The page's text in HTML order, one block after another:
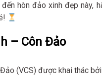
hòn đảo xinh đẹp này,
– Côn Đảo
(VCS) được khai thác